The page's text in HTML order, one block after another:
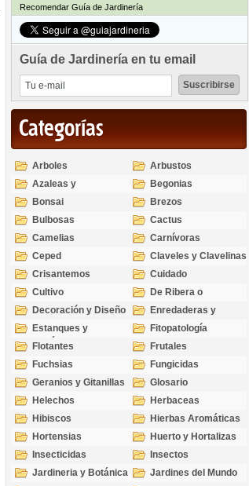
Recomendar Guía de Jardinería
Guía de Jardinería en tu email
Categorías
Arboles
Arbustos
Azaleas y
Rododendros
Begonias
Bonsai
Brezos
Bulbosas
Cactus
Camelias
Carnívoras
Ceped
Claveles y Clavelinas
Crisantemos
Cuidado
Cultivo
De Ribera o
Palustres
Decoración y Diseño
Enredaderas y
cubresuelos
Estanques y
Acuáticas
Fitopatología
Flotantes
Frutales
Fuchsias
Fungicidas
Geranios y Gitanillas
Glosario
Helechos
Herbaceas
Hibiscos
Hierbas Aromáticas
Hortensias
Huerto y Hortalizas
Insecticidas
Insectos
Jardineria y Botánica
Jardines del Mundo